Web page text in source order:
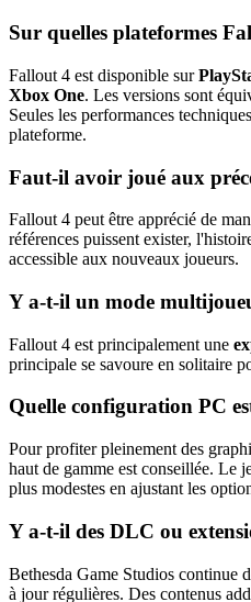
Sur quelles plateformes
Fallout 4 est disponible sur
Xbox One. Les versions sont
Seules les performances
plateforme.
Faut-il avoir joué aux
Fallout 4 peut être apprécié de
références puissent exister,
accessible aux nouveaux joueurs.
Y a-t-il un mode
Fallout 4 est principalement une
principale se savoure en solitaire
Quelle configuration PC
Pour profiter pleinement des
haut de gamme est conseillée. Le
plus modestes en ajustant les
Y a-t-il des DLC ou
Bethesda Game Studios continue
à jour régulières. Des contenus